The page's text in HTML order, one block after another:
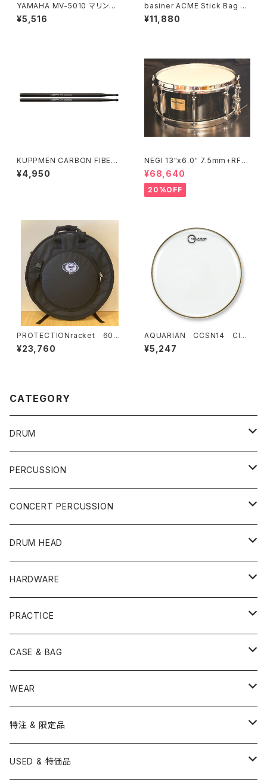
YAMAHA MV-5010 マリンバ
マレット MV5010
¥5,516
basiner ACME Stick Bag A
CME-ST-CG Charcoal Grey
¥11,880
KUPPMEN CARBON FIBER
DRUMSTICKS CFDS5B
¥4,950
NEGI 13"x6.0" 7.5mm+RF
ビーチスネア S-B75R1360D8
-S2BK
¥68,640
20%OFF
PROTECTIONracket 602
0R シンバルケース 22" (リュ
ックタイプ)
¥23,760
AQUARIAN CCSN14 Clas
sic Clear Snare Side 14イ
ンチ スネアサイド
¥5,247
CATEGORY
DRUM
DRUM SET
YAMAHA
PEARL
USED / Vintage
SNARE
TAMA
PEARL
BONNEY DRUM JAPAN
LUDWIG
GRETSCH
CYMBAL
ZILDJIAN
SABIAN
ISTANBUL AGOP
ISTANBUL MEHMET
ACCESSORY
MUTE
BEATER
STICK
DRUM STICK
MARCHING STICK
ELECTRICK DRUM
PERCUSSION
CAJON
CONGA
BONGO
TABLA BONGO
DJEMBE
DARBUKA
PANDEIRO
TAMBORIM
HAND PAN
CONCERT PERCUSSION
CONCERT SNARE
CONCERT CYMBAL
PAIR CYMBAL
SUSPENDED CYMBAL
小物楽器
TAMBORIN
TRAIANGLE
STICK
MALLET
MARIMBA
VIBRAPHONE
楽譜
打楽器ソロ
GONG
DRUM HEAD
SNARE HEAD
REMO
EVANS
TOM HEAD
6" HEAD
8" HEAD
BASS DRUM HEAD
18" HEAD
20" HEAD
OTHER HEAD
HARDWARE
Cymbal Stands
Boom Stand
Straight Stand
Snare Stands
Hi-Hat Stands
Drum Pedals
Single Pedal
Hadware Kits
PRACTICE
CYMBAL
PAD
BOOK ＆ MOVIE
Rhythm & Drums magazine
CASE & BAG
STICK BAG
Link of Happiness
CYMBAL CASE
PERCUSSION CASE
WEAR
BURR FINE COFFEE
HI-HAT
特注 & 限定品
ZIldjian 選定シンバル
USED & 特価品